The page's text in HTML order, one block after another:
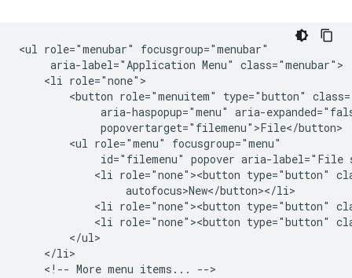
<ul role="menubar" focusgroup="menubar"
     aria-label="Application Menu" class="menubar">
    <li role="none">
<button role="menuitem" type="button"
aria-haspopup="menu" aria-
             popovertarget="filemenu">File</button>
        <ul role="menu" focusgroup="menu"
id="filemenu" popover aria-label="File
<li role="none"><button type="button"
                 autofocus>New</button></li>
<li role="none"><button type="button"
<li role="none"><button type="button"
        </ul>
    </li>
    <!-- More menu items... -->